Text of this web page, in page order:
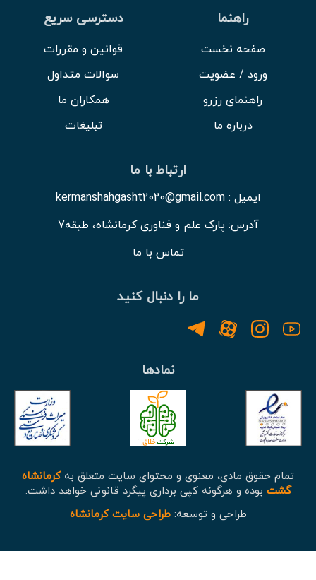
اقتصادی – تجاری از
هویت‌ بخش مردم
کرمانشاه بوده است؛ چنان
که همیشه محلی برای رخ‌
بخش عظیمی از
سرگذشت کرمانشاه را در
خود رقم زده و چون
خشت‌های کهن‌اش نگاه
داشته است.
راهنما
صفحه نخست
ورود / عضویت
راهنمای رزرو
درباره ما
دسترسی سریع
قوانین و مقررات
سوالات متداول
همکاران ما
تبلیغات
ارتباط با ما
ایمیل : kermanshahgasht2020@gmail.com
آدرس: پارک علم و فناوری کرمانشاه، طبقه7
تماس با ما
ما را دنبال کنید
نمادها
تمام حقوق مادی، معنوی و محتوای سایت متعلق بهکرمانشاه
گشت بوده و هرگونه کپی برداری پیگرد قانونی خواهد داشت.
طراحی و توسعه:طراحی سایت کرمانشاه